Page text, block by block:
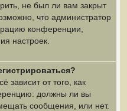
не был ли вам закрыт
что администратор
конференции,
настроек.
зависит от того, как
должны ли вы
сообщения, или нет.